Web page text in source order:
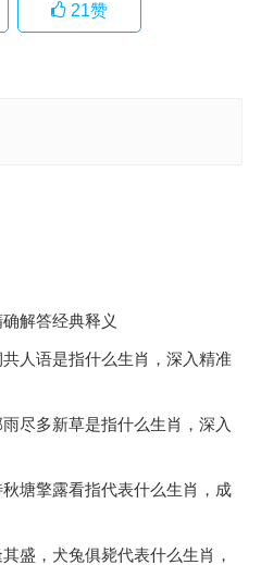
21赞
解答经典释义
人语是指什么生肖，深入精准
尽多新草是指什么生肖，深入
塘擎露看指代表什么生肖，成
盛，犬兔俱毙代表什么生肖，